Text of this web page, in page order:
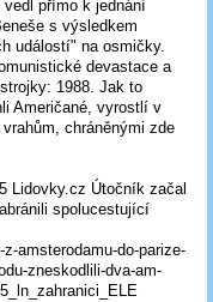
přímo k jednání
s výsledkem
událostí" na osmičky.
devastace a
1988. Jak to
Američané, vyrostlí v
chráněnými zde
Lidovky.cz Útočník začal
spolucestující
amsterodamu-do-parize-
zneskodlili-dva-am-